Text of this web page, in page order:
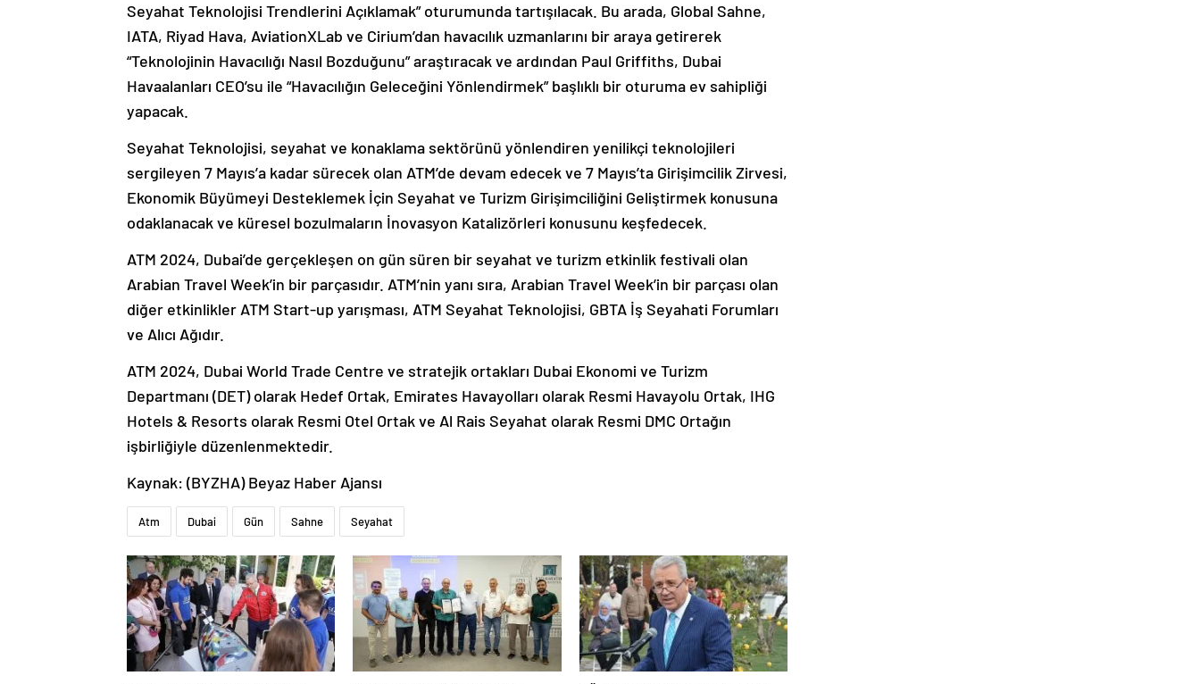
Seyahat Teknolojisi Trendlerini Açıklamak” oturumunda tartışılacak. Bu arada, Global Sahne,
IATA, Riyad Hava, AviationXLab ve Cirium’dan havacılık uzmanlarını bir araya getirerek
“Teknolojinin Havacılığı Nasıl Bozduğunu” araştıracak ve ardından Paul Griffiths, Dubai
Havaalanları CEO’su ile “Havacılığın Geleceğini Yönlendirmek” başlıklı bir oturuma ev sahipliği
yapacak.
Seyahat Teknolojisi, seyahat ve konaklama sektörünü yönlendiren yenilikçi teknolojileri
sergileyen 7 Mayıs’a kadar sürecek olan ATM’de devam edecek ve 7 Mayıs’ta Girişimcilik Zirvesi,
Ekonomik Büyümeyi Desteklemek İçin Seyahat ve Turizm Girişimciliğini Geliştirmek konusuna
odaklanacak ve küresel bozulmaların İnovasyon Katalizörleri konusunu keşfedecek.
ATM 2024, Dubai’de gerçekleşen on gün süren bir seyahat ve turizm etkinlik festivali olan
Arabian Travel Week’in bir parçasıdır. ATM’nin yanı sıra, Arabian Travel Week’in bir parçası olan
diğer etkinlikler ATM Start-up yarışması, ATM Seyahat Teknolojisi, GBTA İş Seyahati Forumları
ve Alıcı Ağıdır.
ATM 2024, Dubai World Trade Centre ve stratejik ortakları Dubai Ekonomi ve Turizm
Departmanı (DET) olarak Hedef Ortak, Emirates Havayolları olarak Resmi Havayolu Ortak, IHG
Hotels & Resorts olarak Resmi Otel Ortak ve Al Rais Seyahat olarak Resmi DMC Ortağın
işbirliğiyle düzenlenmektedir.
Kaynak: (BYZHA) Beyaz Haber Ajansı
Atm Dubai Gün Sahne Seyahat